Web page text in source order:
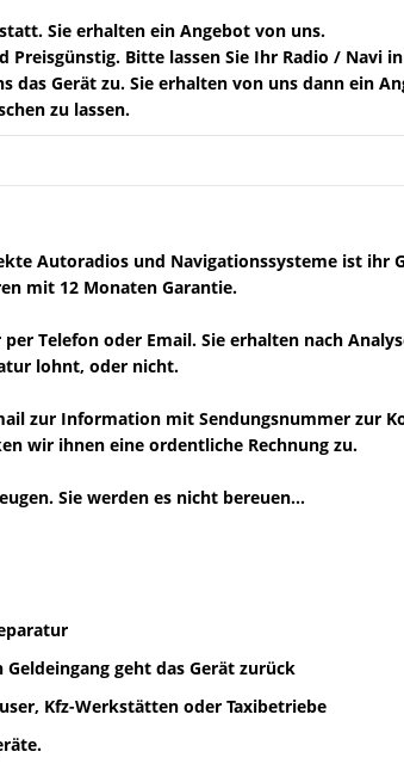
Sie erhalten ein Angebot von uns.
Bitte lassen Sie Ihr Radio / Navi
das Gerät zu. Sie erhalten von uns dann ein
zu lassen.
Autoradios und Navigationssysteme ist ihr
mit 12 Monaten Garantie.
Telefon oder Email. Sie erhalten nach
lohnt, oder nicht.
zur Information mit Sendungsnummer zur
wir ihnen eine ordentliche Rechnung zu.
Sie werden es nicht bereuen...
geht das Gerät zurück
Kfz-Werkstätten oder Taxibetriebe